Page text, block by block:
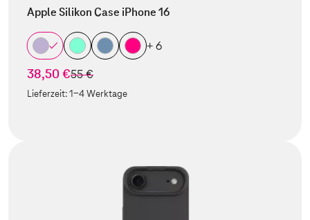
Apple Silikon Case iPhone 16
+ 6
38,50 €statt
55 €
Lieferzeit:1-4 Werktage